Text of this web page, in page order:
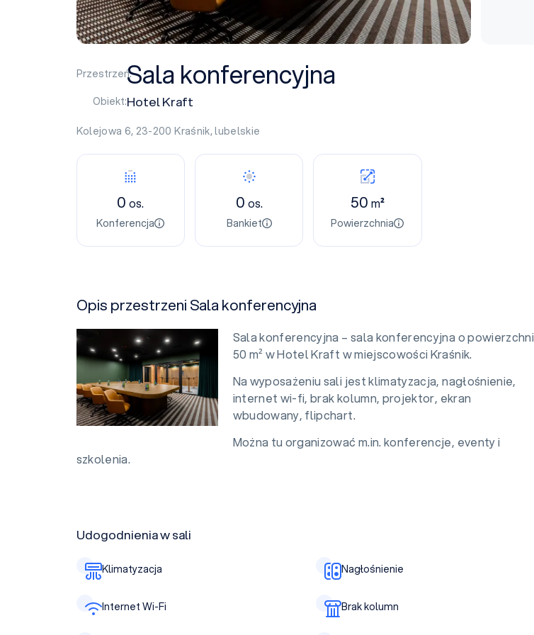
Przestrzeń:Sala konferencyjna
Obiekt:Hotel Kraft
Kolejowa 6, 23-200Kraśnik,lubelskie
0os.
Konferencja
0 os.
Bankiet
50 m²
Powierzchnia
Opis przestrzeni Sala konferencyjna
Sala konferencyjna – sala konferencyjna o powierzchni
50 m² w Hotel Kraft w miejscowości Kraśnik.
Na wyposażeniu sali jest klimatyzacja, nagłośnienie,
internet wi-fi, brak kolumn, projektor, ekran
wbudowany, flipchart.
Można tu organizować m.in. konferencje, eventy i
szkolenia.
Udogodnienia w sali
Klimatyzacja Nagłośnienie
Internet Wi-Fi Brak kolumn